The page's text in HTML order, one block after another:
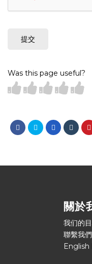
提交
Was this page useful?
關於
我们的
聯繫我